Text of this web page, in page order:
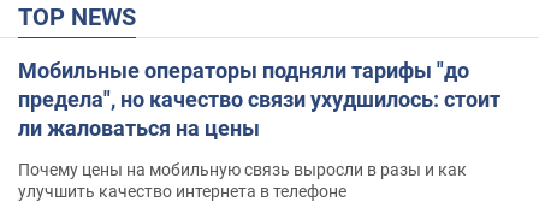
TOP NEWS
Мобильные операторы подняли тарифы "до
предела", но качество связи ухудшилось: стоит
ли жаловаться на цены
Почему цены на мобильную связь выросли в разы и как
улучшить качество интернета в телефоне